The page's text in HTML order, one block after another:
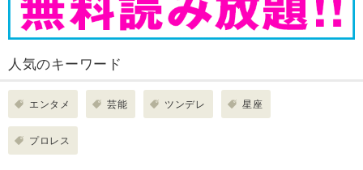
人気のキーワード
エンタメ 芸能 ツンデレ 星座
プロレス